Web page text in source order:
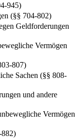
945)
(§§ 704-802)
Geldforderungen
Vermögen
807)
Sachen (§§ 808-
und andere
Vermögen
882)